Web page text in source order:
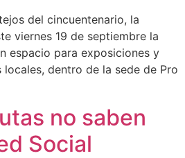
del cincuentenario, la
viernes 19 de septiembre la
espacio para exposiciones y
dentro de la sede de Pro
no saben
Social